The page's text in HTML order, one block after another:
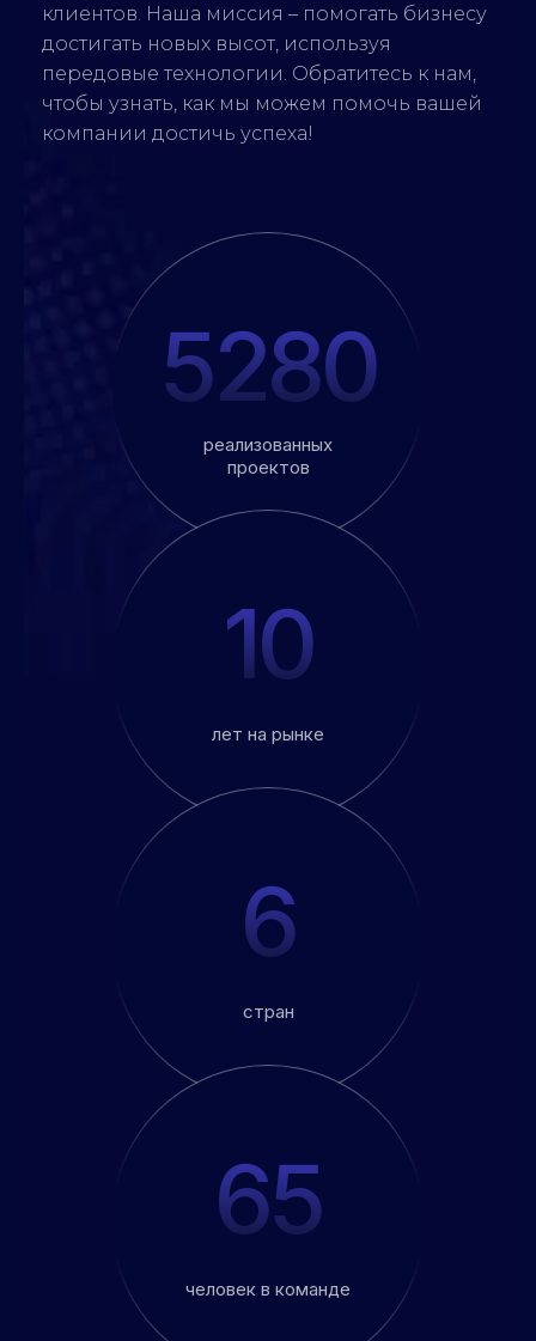
клиентов. Наша миссия – помогать бизнесу
достигать новых высот, используя
передовые технологии. Обратитесь к нам,
чтобы узнать, как мы можем помочь вашей
компании достичь успеха!
реализованных
проектов
5280
лет на рынке
10
стран
6
человек в команде
65